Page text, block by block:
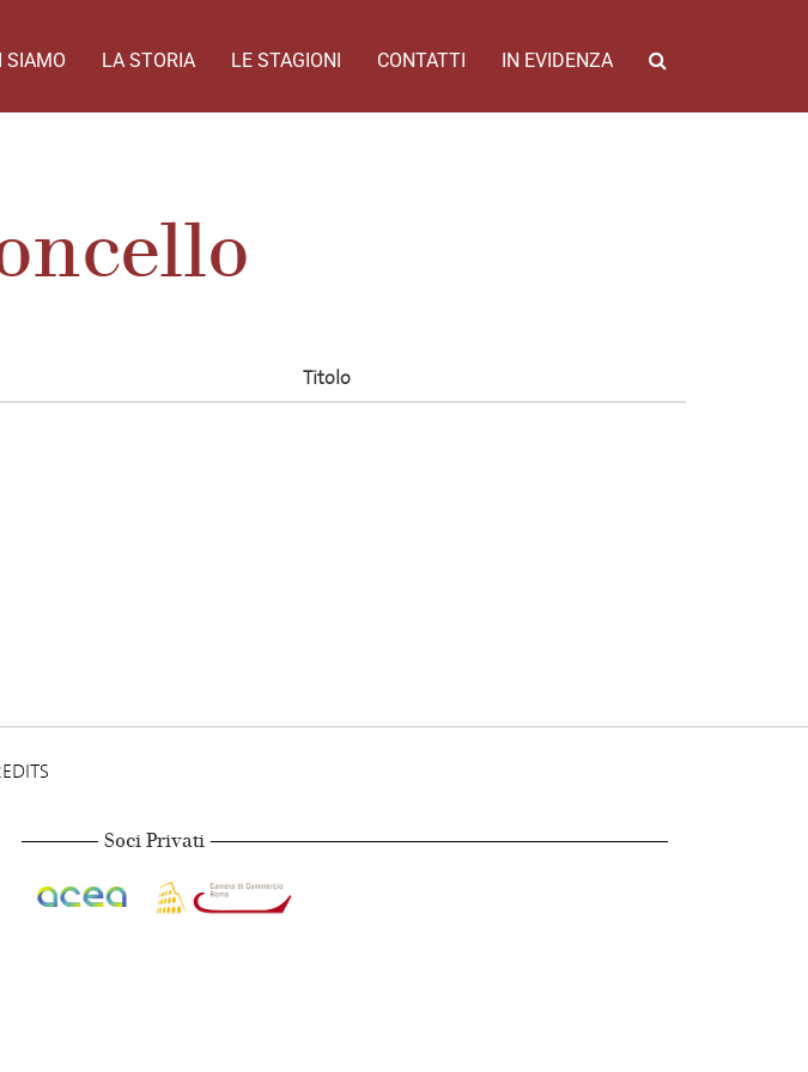
SIAMO LA STORIA LE STAGIONI CONTATTI IN EVIDENZA
Titolo
Soci Privati